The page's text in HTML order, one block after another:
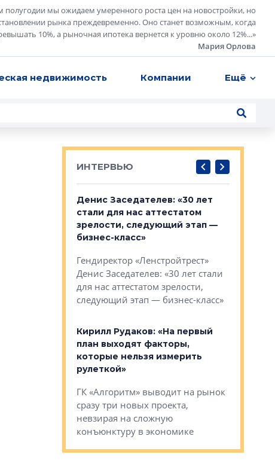
полугодии мы ожидаем умеренного роста цен на новостройки, но
рынка преждевременно. Оно станет возможным, когда
10%, а рыночная ипотека вернется к уровню около 12%...»
Мария Орлова
недвижимость Компании Ещё
ИНТЕРВЬЮ
«На
или
размышляют
Денис Заседателев: «30 лет
стали для нас аттестатом
зрелости, следующий этап —
бизнес-класс»
Гендиректор «Ленстройтрест»
Денис Заседателев: «30 лет стали
для нас аттестатом зрелости,
следующий этап — бизнес-класс»
Кирилл Рудаков: «На первый
план выходят факторы,
которые нельзя измерить
рулеткой»
ГК «Алгоритм» выводит на рынок
сразу три новых проекта,
невзирая на сложную
конъюнктуру в экономике